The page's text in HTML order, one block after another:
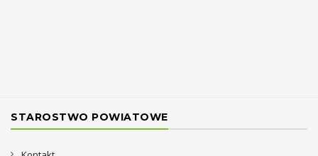
STAROSTWO POWIATOWE